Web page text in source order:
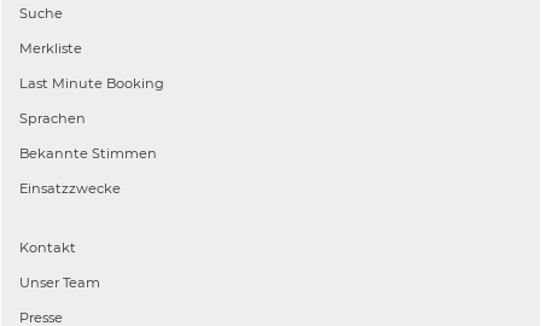
Suche
Merkliste
Last Minute Booking
Sprachen
Bekannte Stimmen
Einsatzzwecke
Kontakt
Unser Team
Presse